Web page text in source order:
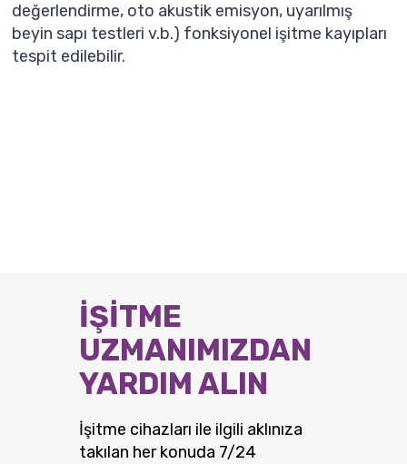
değerlendirme, oto akustik emisyon, uyarılmış
beyin sapı testleri v.b.) fonksiyonel işitme kayıpları
tespit edilebilir.
İŞİTME
UZMANIMIZDAN
YARDIM ALIN
İşitme cihazları ile ilgili aklınıza
takılan her konuda 7/24